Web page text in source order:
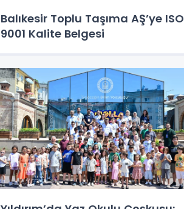
Balıkesir Toplu Taşıma AŞ’ye ISO
9001 Kalite Belgesi